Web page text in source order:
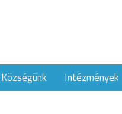
Községünk Intézmények